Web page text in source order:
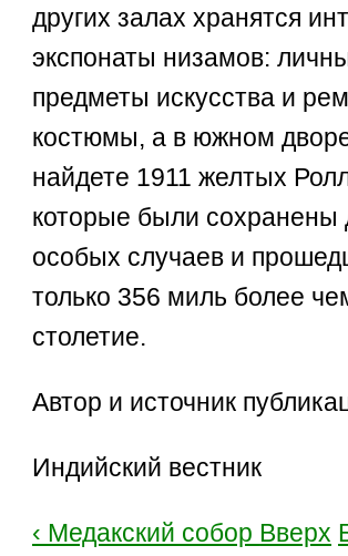
других залах хранятся
экспонаты низамов:
предметы искусства и
костюмы, а в южном
найдете 1911 желтых
которые были сохранены
особых случаев и
только 356 миль более
столетие.
Автор и источник
Индийский вестник
‹ Медакский собор Вверх